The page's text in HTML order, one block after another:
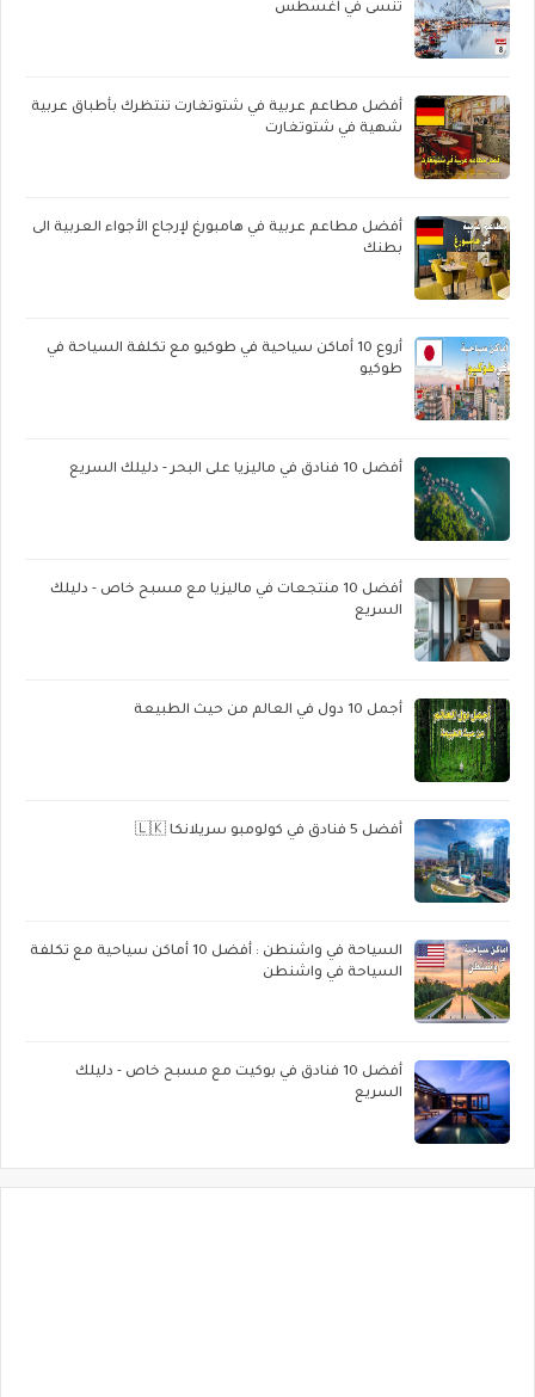
تنسى في اغسطس
أفضل مطاعم عربية في شتوتغارت تنتظرك بأطباق عربية
شهية في شتوتغارت
أفضل مطاعم عربية في هامبورغ لإرجاع الأجواء العربية الى
بطنك
أروع 10 أماكن سياحية في طوكيو مع تكلفة السياحة في
طوكيو
أفضل 10 فنادق في ماليزيا على البحر - دليلك السريع
أفضل 10 منتجعات في ماليزيا مع مسبح خاص - دليلك
السريع
أجمل 10 دول في العالم من حيث الطبيعة
أفضل 5 فنادق في كولومبو سريلانكا 🇱🇰
السياحة في واشنطن : أفضل 10 أماكن سياحية مع تكلفة
السياحة في واشنطن
أفضل 10 فنادق في بوكيت مع مسبح خاص - دليلك
السريع